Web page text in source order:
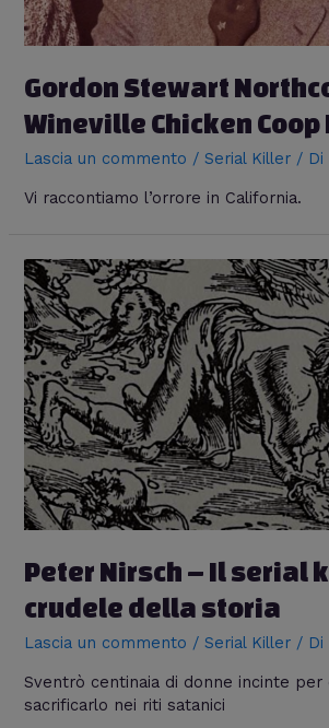
Gordon Stewart
Wineville Chicken
Lascia un commento /Serial Killer / Di
Vi raccontiamo l’orrore in California.
Peter Nirsch – Il serial
crudele della storia
Lascia un commento /Serial Killer / Di
Sventrò centinaia di donne incinte
sacrificarlo nei riti satanici